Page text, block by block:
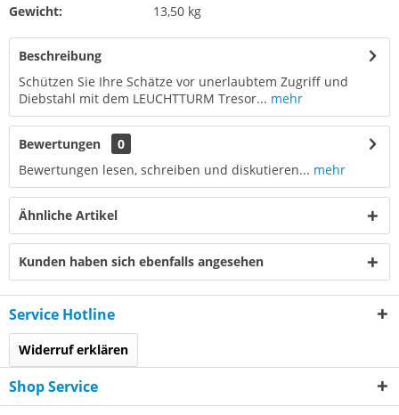
Gewicht:
13,50 kg
Beschreibung
Schützen Sie Ihre Schätze vor unerlaubtem Zugriff und
Diebstahl mit dem LEUCHTTURM Tresor... mehr
Bewertungen
0
Bewertungen lesen, schreiben und diskutieren... mehr
Ähnliche Artikel
Kunden haben sich ebenfalls angesehen
Service Hotline
Widerruf erklären
Shop Service